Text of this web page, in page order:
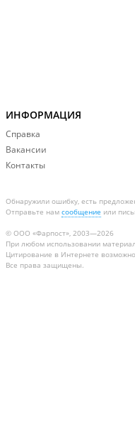
ИНФОРМАЦИЯ
Справка
Вакансии
Контакты
Обнаружили ошибку, есть
Отправьте нам сообщение или
© ООО «Фарпост», 2003—2026
При любом использовании
Цитирование в Интернете
Все права защищены.